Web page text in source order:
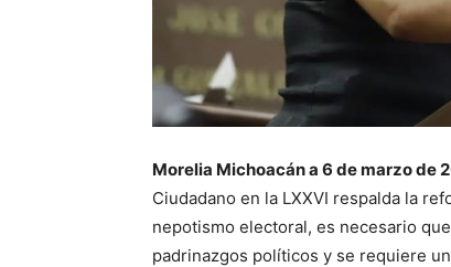
Morelia Michoacán a 6 de marzo de
Ciudadano en la LXXVI respalda la
nepotismo electoral, es necesario
padrinazgos políticos y se requiere